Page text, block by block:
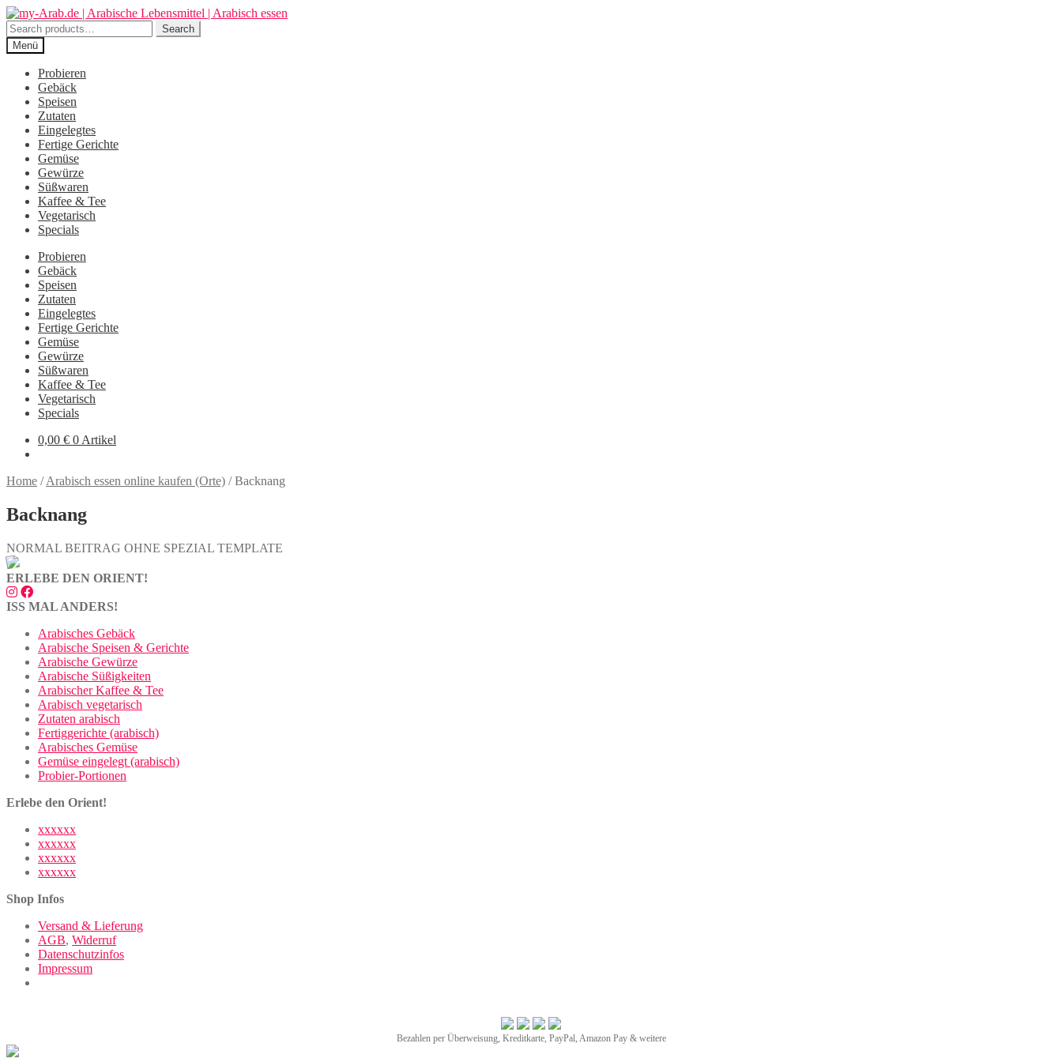
Zur
Navigation
springen
Zum
Inhalt
springen
Search
for:
Search
Menü
Probieren
Gebäck
Speisen
Zutaten
Eingelegtes
Fertige Gerichte
Gemüse
Gewürze
Süßwaren
Kaffee & Tee
Vegetarisch
Specials
Probieren
Gebäck
Speisen
Zutaten
Eingelegtes
Fertige Gerichte
Gemüse
Gewürze
Süßwaren
Kaffee & Tee
Vegetarisch
Specials
0,00 € 0 Artikel
Home /Arabisch essen online kaufen (Orte) /Backnang
Backnang
NORMAL BEITRAG OHNE SPEZIAL TEMPLATE
ERLEBE DEN ORIENT!
ISS MAL ANDERS!
Arabisches Gebäck
Arabische Speisen & Gerichte
Arabische Gewürze
Arabische Süßigkeiten
Arabischer Kaffee & Tee
Arabisch vegetarisch
Zutaten arabisch
Fertiggerichte (arabisch)
Arabisches Gemüse
Gemüse eingelegt (arabisch)
Probier-Portionen
Erlebe den Orient!
xxxxxx
xxxxxx
xxxxxx
xxxxxx
Shop Infos
Versand & Lieferung
AGB, Widerruf
Datenschutzinfos
Impressum